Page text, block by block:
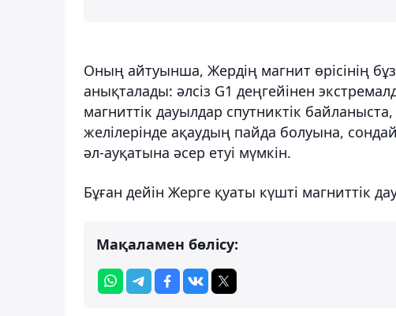
Оның айтуынша, Жердің магнит өрісінің
анықталады: әлсіз G1 деңгейінен
магниттік дауылдар спутниктік
желілерінде ақаудың пайда болуына,
әл-ауқатына әсер етуі мүмкін.
Бұған дейін Жерге қуаты күшті магниттік
Мақаламен бөлісу: